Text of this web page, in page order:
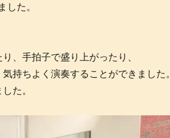
た。
、手拍子で盛り上がったり、
持ちよく演奏することができました。
た。